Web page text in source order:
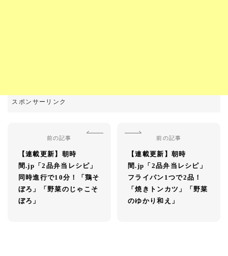
前の記事
【連載更新】朝時
間.jp「2品弁当レシピ」
同時進行で10分！「鶏そ
ぼろ」「野菜のじゃこそ
ぼろ」
前の記事
【連載更新】朝時
間.jp「2品弁当レシピ」
フライパン1つで2品！
「焼きトンカツ」「野菜
のゆかり和え」